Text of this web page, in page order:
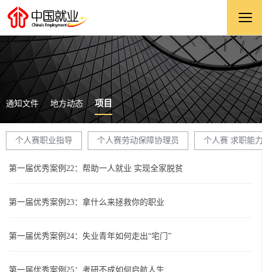
通知文件 地方动态 项目
个人赛职业指导 个人赛劳动保障协理员 个人赛 求职能
第一届优秀案例22：帮助一人就业 实现全家脱贫
第一届优秀案例23：拿什么来拯救你的职业
第一届优秀案例24：失业青年如何走出“宅门”
第一届优秀案例25：考研不成如何启航人生